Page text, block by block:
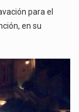
para el
en su